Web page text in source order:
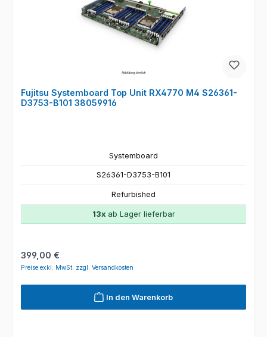
Fujitsu Systemboard Top Unit RX4770 M4 S26361-
D3753-B101 38059916
Systemboard
S26361-D3753-B101
Refurbished
13xab Lager lieferbar
Regulärer Preis:
399,00 €
Preise exkl. MwSt. zzgl. Versandkosten
In den Warenkorb